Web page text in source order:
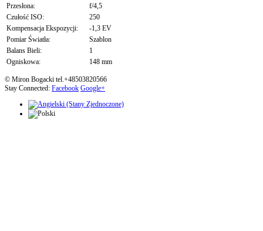
Przesłona:
f/4,5
Czułość ISO:
250
Kompensacja Ekspozycji:
-1,3 EV
Pomiar Światła:
Szablon
Balans Bieli:
1
Ogniskowa:
148 mm
© Miron Bogacki tel.+48503820566
Stay Connected: Facebook Google+